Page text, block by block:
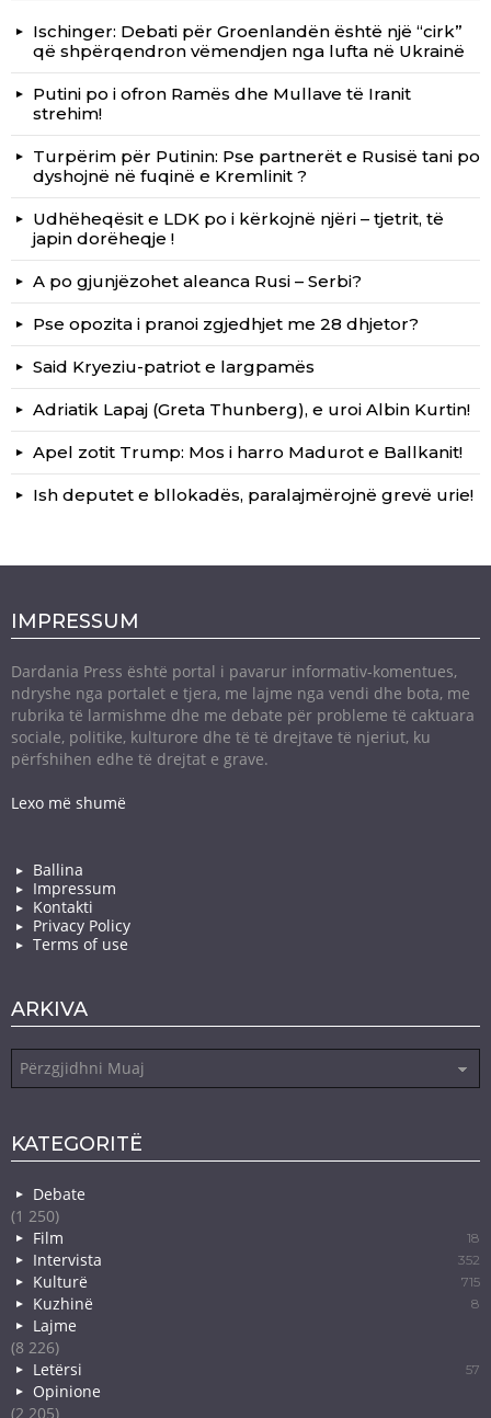
Ischinger: Debati për Groenlandën është një “cirk”
që shpërqendron vëmendjen nga lufta në Ukrainë
Putini po i ofron Ramës dhe Mullave të Iranit
strehim!
Turpërim për Putinin: Pse partnerët e Rusisë tani po
dyshojnë në fuqinë e Kremlinit ?
Udhëheqësit e LDK po i kërkojnë njëri – tjetrit, të
japin dorëheqje !
A po gjunjëzohet aleanca Rusi – Serbi?
Pse opozita i pranoi zgjedhjet me 28 dhjetor?
Said Kryeziu-patriot e largpamës
Adriatik Lapaj (Greta Thunberg), e uroi Albin Kurtin!
Apel zotit Trump: Mos i harro Madurot e Ballkanit!
Ish deputet e bllokadës, paralajmërojnë grevë urie!
IMPRESSUM
Dardania Press është portal i pavarur informativ-komentues,
ndryshe nga portalet e tjera, me lajme nga vendi dhe bota, me
rubrika të larmishme dhe me debate për probleme të caktuara
sociale, politike, kulturore dhe të të drejtave të njeriut, ku
përfshihen edhe të drejtat e grave.
Lexo më shumë
Ballina
Impressum
Kontakti
Privacy Policy
Terms of use
ARKIVA
KATEGORITË
Debate
(1 250)
Film
18
Intervista 352
Kulturë 715
Kuzhinë 8
Lajme
(8 226)
Letërsi
57
Opinione
(2 205)